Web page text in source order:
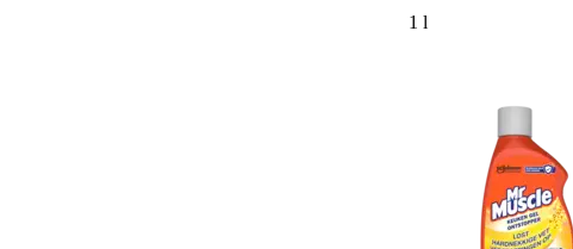
1 l